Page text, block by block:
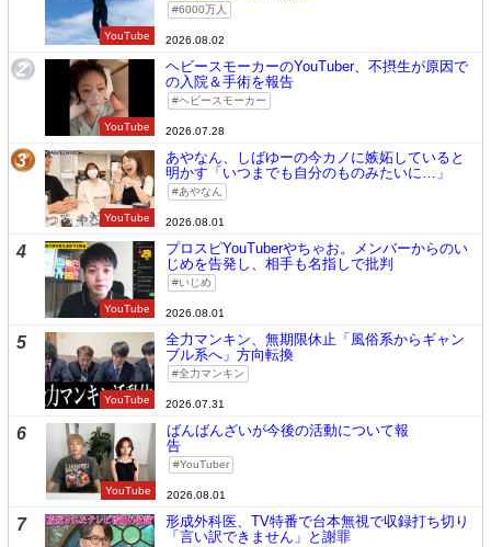
YouTube
6000万人
2026.08.02
2
YouTube
ヘビースモーカーのYouTuber、不摂生が原因で
の入院＆手術を報告
ヘビースモーカー
2026.07.28
3
YouTube
あやなん、しばゆーの今カノに嫉妬していると
明かす「いつまでも自分のものみたいに…」
あやなん
2026.08.01
4
YouTube
プロスピYouTuberやちゃお。メンバーからのい
じめを告発し、相手も名指しで批判
いじめ
2026.08.01
5
YouTube
全力マンキン、無期限休止「風俗系からギャン
ブル系へ」方向転換
全力マンキン
2026.07.31
6
YouTube
ばんばんざいが今後の活動について報
告
YouTuber
2026.08.01
7
形成外科医、TV特番で台本無視で収録打ち切り
「言い訳できません」と謝罪